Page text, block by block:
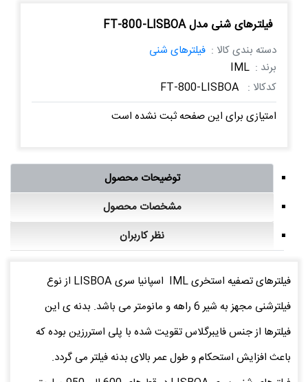
فیلترهای شنی مدل FT-800-LISBOA
دسته بندی کالا : فیلترهای شنی
برند : IML
کدکالا : FT-800-LISBOA
امتیازی برای این صفحه ثبت نشده است
توضیحات محصول
مشخصات محصول
نظر کاربران
فیلترهای تصفیه استخری IML اسپانیا سری LISBOA از نوع
فیلترشنی مجهز به شیر 6 راهه و مانومتر می باشد. بدنه ی این
فیلترها از جنس فایبرگلاس تقویت شده با پلی استررزین بوده که
باعث افزایش استحکام و طول عمر بالای بدنه فیلتر می گردد.